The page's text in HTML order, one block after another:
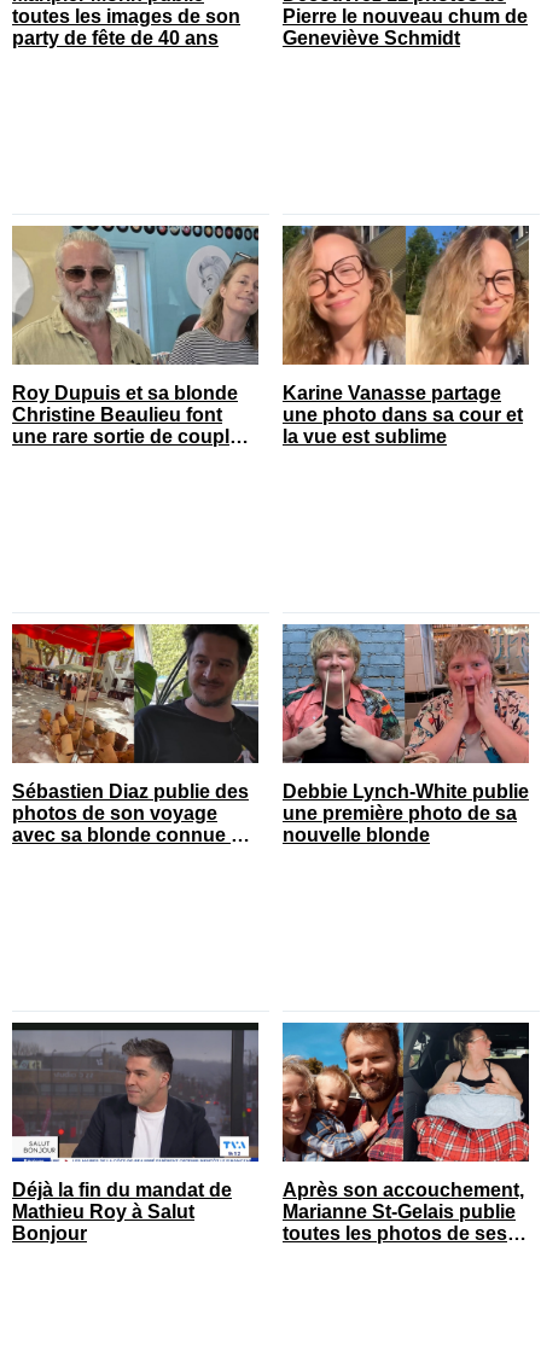
toutes les images de son
party de fête de 40 ans
Pierre le nouveau chum de
Geneviève Schmidt
Roy Dupuis et sa blonde
Christine Beaulieu font
une rare sortie de couple
Karine Vanasse partage
une photo dans sa cour et
la vue est sublime
Sébastien Diaz publie des
photos de son voyage
avec sa blonde connue en
Debbie Lynch-White publie
une première photo de sa
nouvelle blonde
Déjà la fin du mandat de
Mathieu Roy à Salut
Bonjour
Après son accouchement,
Marianne St-Gelais publie
toutes les photos de ses